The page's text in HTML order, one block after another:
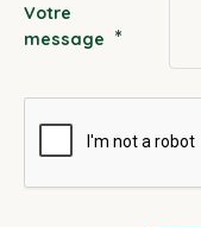
Votre
message *